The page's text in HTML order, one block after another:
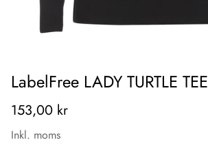
LabelFree LADY TURTLE TEE
153,00 kr
Inkl. moms